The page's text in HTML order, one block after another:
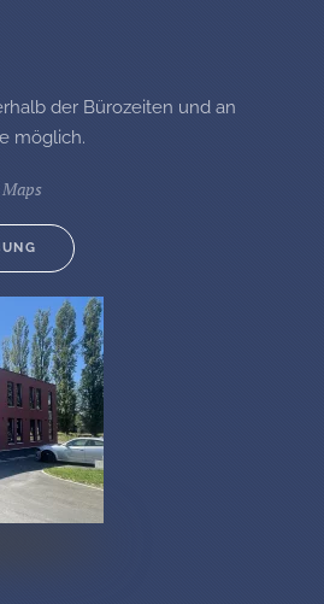
der Bürozeiten und an
möglich.